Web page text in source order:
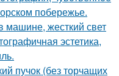
побережье.
машине, жесткий свет
эстетика,
пучок (без торчащих